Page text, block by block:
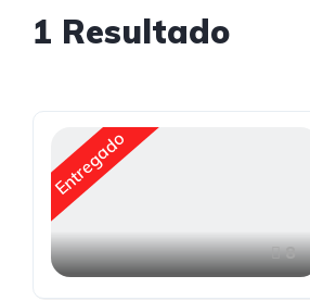
1 Resultado
Entregado
8